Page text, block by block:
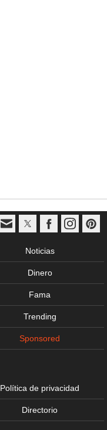
Noticias
Dinero
Fama
Trending
Sponsored
Política de privacidad
Directorio